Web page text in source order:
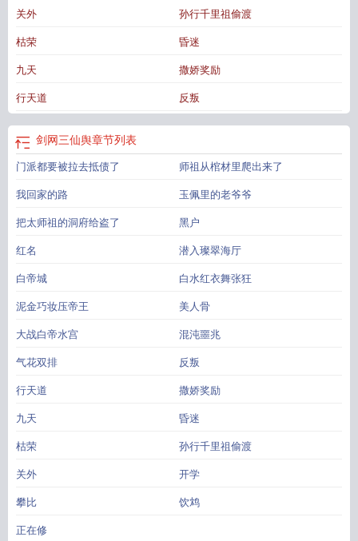
警，所有人都收到了一条公告：【世界boss〖孟长生〗已上线】
个白月光，正是几年前当众自刎跳下沃石火狱那位，却不知道俩人还有段隐秘往
事。……“你是说……你们早就双修过了？但还是纯粹的同门关系？”朋友听完难以
观，不了解的也可以当一般修真文看。避雷：魔改世界观。我流剑气，没有原作
人物出场。原耽预收：《海王退休后在修真界教书》，鲜衣怒马少年人在修真界
上学剑三仙踪林怎么上去剑网三仙舆
区剑网三仙某某剑仙3剑网3仙某某剑网三真仙剑三 凡仙局上部剑三仙
侣 剑三仙侣攻略仙某某剑三视频 剑网三仙某某什么门派仙某某剑网3
某某是什么职业
剑三仙某某
史仙某某剑网三指挥剑三 仙人 剑三假扮仙家
关外 孙行千里祖偷渡
枯荣 昏迷
九天 撒娇奖励
行天道 反叛
剑网三仙舆章节列表
门派都要被拉去抵债了 师祖从棺材里爬出来了
我回家的路 玉佩里的老爷爷
把太师祖的洞府给盗了 黑户
红名 潜入璨翠海厅
白帝城 白水红衣舞张狂
泥金巧妆压帝王 美人骨
大战白帝水宫 混沌噩兆
气花双排 反叛
行天道 撒娇奖励
九天 昏迷
枯荣 孙行千里祖偷渡
关外 开学
攀比 饮鸩
正在修